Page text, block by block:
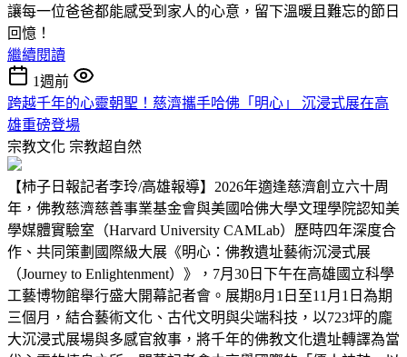
讓每一位爸爸都能感受到家人的心意，留下溫暖且難忘的節日
回憶！
繼續閱讀
1週前
跨越千年的心靈朝聖！慈濟攜手哈佛「明心」 沉浸式展在高
雄重磅登場
宗教文化 宗教超自然
【柿子日報記者李玲/高雄報導】2026年適逢慈濟創立六十周
年，佛教慈濟慈善事業基金會與美國哈佛大學文理學院認知美
學媒體實驗室（Harvard University CAMLab）歷時四年深度合
作、共同策劃國際級大展《明心：佛教遺址藝術沉浸式展
（Journey to Enlightenment）》，7月30日下午在高雄國立科學
工藝博物館舉行盛大開幕記者會。展期8月1日至11月1日為期
三個月，結合藝術文化、古代文明與尖端科技，以723坪的龐
大沉浸式展場與多感官敘事，將千年的佛教文化遺址轉譯為當